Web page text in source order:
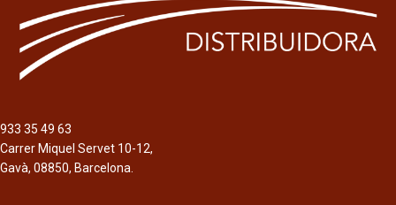
933 35 49 63
Carrer Miquel Servet 10-12,
Gavà, 08850, Barcelona.